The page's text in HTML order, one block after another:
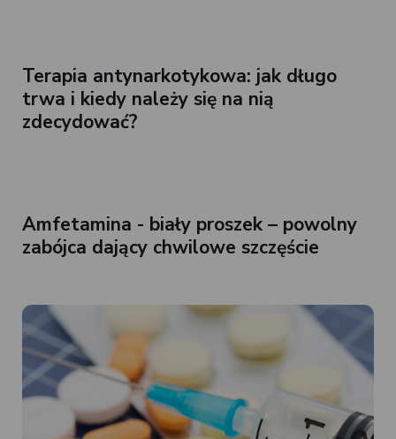
Terapia antynarkotykowa: jak długo
trwa i kiedy należy się na nią
zdecydować?
Amfetamina - biały proszek – powolny
zabójca dający chwilowe szczęście